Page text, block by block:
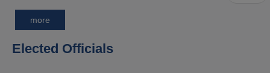
more
Elected Officials